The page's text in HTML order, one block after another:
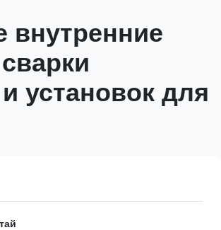
внутренние
установок для